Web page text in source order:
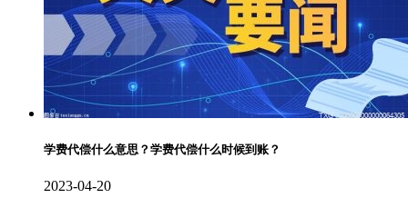
学费代偿什么意思？学费代偿什么时候到账？
2023-04-20